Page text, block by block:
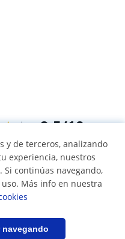
9,5/10
alumnos
particulares
y de terceros, analizando
experiencia, nuestros
continúas navegando,
Más info en nuestra